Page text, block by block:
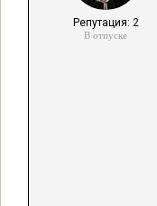
Репутация: 2
В отпуске